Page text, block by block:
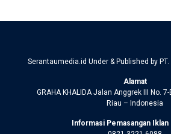
Serantaumedia.id Under & Published by
Alamat
GRAHA KHALIDA Jalan Anggrek III No.
Riau – Indonesia
Informasi Pemasangan Iklan